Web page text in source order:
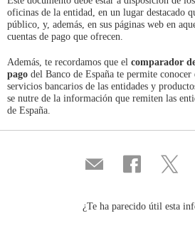
oficinas de la entidad, en un lugar destacado
público, y, además, en sus páginas web en
cuentas de pago que ofrecen.
Además, te recordamos que el comparador
pago del Banco de España te permite
servicios bancarios de las entidades y
se nutre de la información que remiten las
de España.
Compartir
por
Compartir
en
en
¿Te ha parecido útil esta